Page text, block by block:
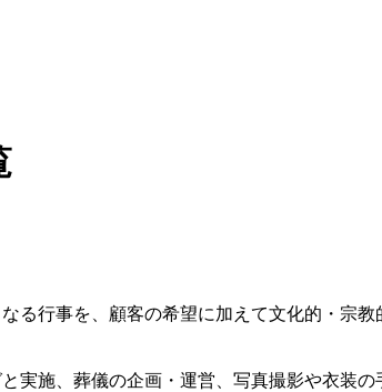
行事を、顧客の希望に加えて文化的・宗
施、葬儀の企画・運営、写真撮影や衣装